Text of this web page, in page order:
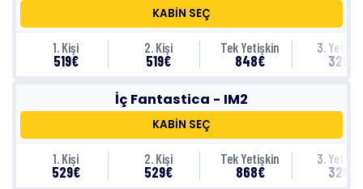
KABİN SEÇ
1. Kişi
519€
2. Kişi
519€
Tek Yetişkin
848€
3.
329€
İç Fantastica - IM2
KABİN SEÇ
1. Kişi
529€
2. Kişi
529€
Tek Yetişkin
868€
3.
329€